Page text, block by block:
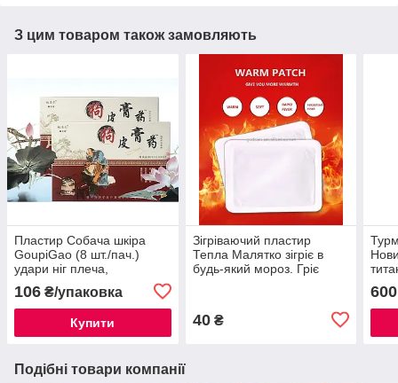
З цим товаром також замовляють
Пластир Собача шкіра
GoupiGao (8 шт./пач.)
удари ніг плеча,
зона
106 ₴/упаковка
Купити
Зігріваючий пластир
Тепла Малятко зігріє в
будь-який мороз. Гріє
40₴
600
Подібні товари компанії